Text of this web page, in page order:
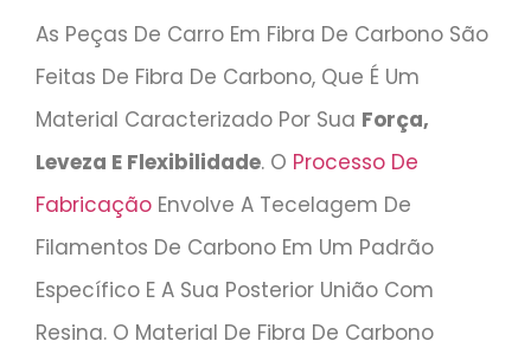
As Peças De Carro Em Fibra De Carbono São
Feitas De Fibra De Carbono, Que É Um
Material Caracterizado Por Sua Força,
Leveza E Flexibilidade. O Processo De
Fabricação Envolve A Tecelagem De
Filamentos De Carbono Em Um Padrão
Específico E A Sua Posterior União Com
Resina. O Material De Fibra De Carbono